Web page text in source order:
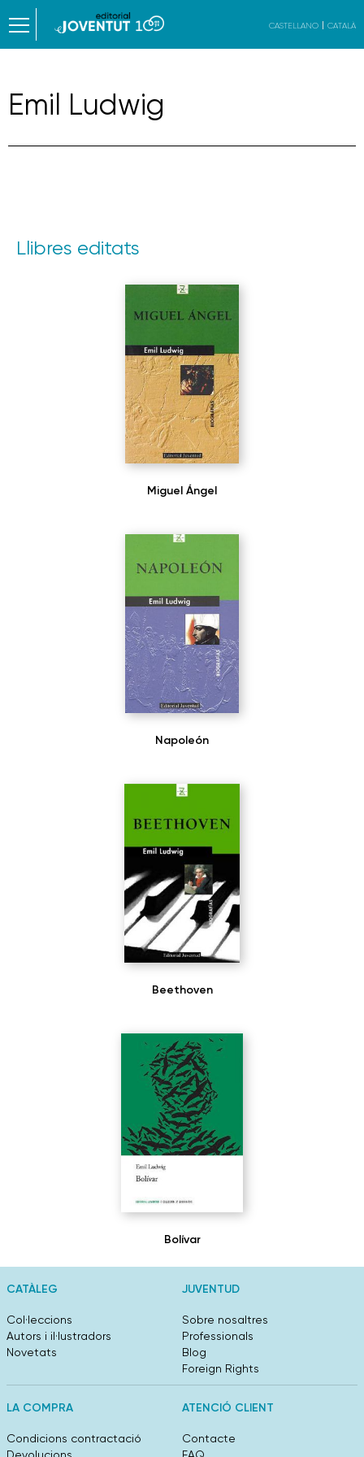
CASTELLANO CATALÀ
Emil Ludwig
Llibres editats
Miguel Ángel
Napoleón
Beethoven
Bolívar
CATÀLEG
Col·leccions
Autors i il·lustradors
Novetats
JUVENTUD
Sobre nosaltres
Professionals
Blog
Foreign Rights
LA COMPRA
Condicions contractació
ATENCIÓ CLIENT
Contacte